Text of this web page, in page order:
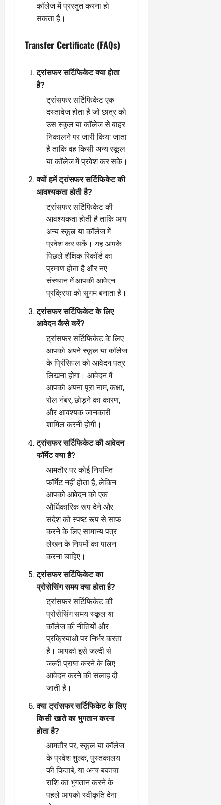
कॉलेज में प्रस्तुत करना हो
सकता है।
Transfer Certificate (FAQs)
ट्रांसफर सर्टिफिकेट क्या होता
है?
ट्रांसफर सर्टिफिकेट एक
दस्तावेज होता है जो छात्र को
उस स्कूल या कॉलेज से बाहर
निकालने पर जारी किया जाता
है ताकि वह किसी अन्य स्कूल
या कॉलेज में प्रवेश कर सके।
क्यों हमें ट्रांसफर सर्टिफिकेट की
आवश्यकता होती है?
ट्रांसफर सर्टिफिकेट की
आवश्यकता होती है ताकि आप
अन्य स्कूल या कॉलेज में
प्रवेश कर सकें। यह आपके
पिछले शैक्षिक रिकॉर्ड का
प्रमाण होता है और नए
संस्थान में आपकी आवेदन
प्रक्रिया को सुगम बनाता है।
ट्रांसफर सर्टिफिकेट के लिए
आवेदन कैसे करें?
ट्रांसफर सर्टिफिकेट के लिए
आपको अपने स्कूल या कॉलेज
के प्रिंसिपल को आवेदन पत्र
लिखना होगा। आवेदन में
आपको अपना पूरा नाम, कक्षा,
रोल नंबर, छोड़ने का कारण,
और आवश्यक जानकारी
शामिल करनी होगी।
ट्रांसफर सर्टिफिकेट की आवेदन
फॉर्मेट क्या है?
आमतौर पर कोई नियमित
फॉर्मेट नहीं होता है, लेकिन
आपको आवेदन को एक
और्धिकारिक रूप देने और
संदेश को स्पष्ट रूप से साफ
करने के लिए सामान्य पत्र
लेखन के नियमों का पालन
करना चाहिए।
ट्रांसफर सर्टिफिकेट का
प्रोसेसिंग समय क्या होता है?
ट्रांसफर सर्टिफिकेट की
प्रोसेसिंग समय स्कूल या
कॉलेज की नीतियों और
प्रक्रियाओं पर निर्भर करता
है। आपको इसे जल्दी से
जल्दी प्राप्त करने के लिए
आवेदन करने की सलाह दी
जाती है।
क्या ट्रांसफर सर्टिफिकेट के लिए
किसी खाते का भुगतान करना
होता है?
आमतौर पर, स्कूल या कॉलेज
के प्रवेश शुल्क, पुस्तकालय
की किताबें, या अन्य बकाया
राशि का भुगतान करने के
पहले आपको स्वीकृति देना